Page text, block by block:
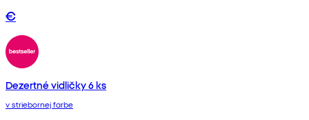
€
Dezertné vidličky 6 ks
v striebornej farbe